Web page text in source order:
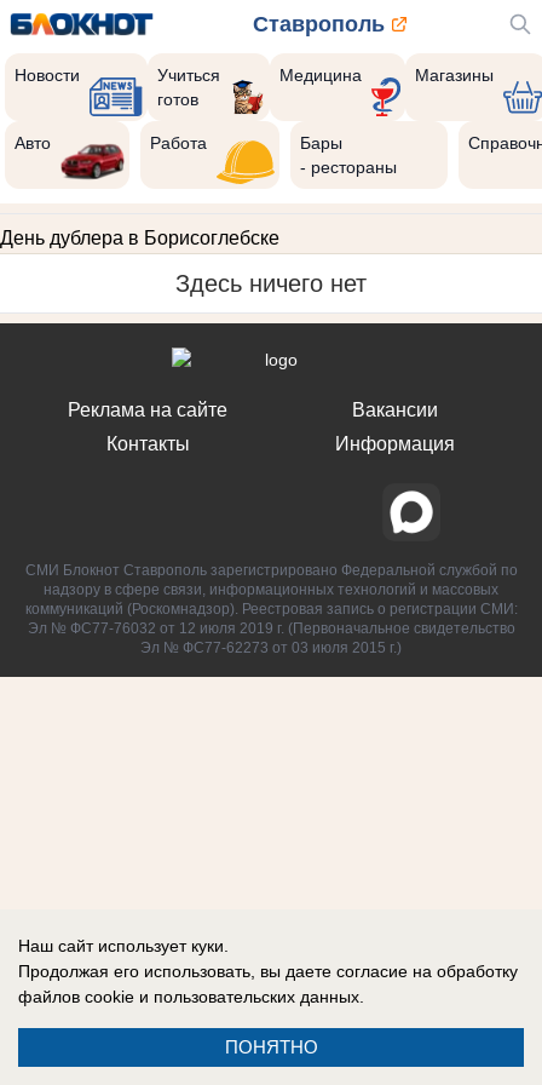
Ставрополь
Новости
Учиться
готов
Медицина Магазины
Авто Работа
Бары
- рестораны
День дублера в Борисоглебске
Здесь ничего нет
Реклама на сайте
Контакты
Вакансии
Информация
СМИ Блокнот Ставрополь зарегистрировано Федеральной службой по
надзору в сфере связи, информационных технологий и массовых
коммуникаций (Роскомнадзор). Реестровая запись о регистрации СМИ:
Эл № ФС77-76032 от 12 июля 2019 г. (Первоначальное свидетельство
Эл № ФС77-62273 от 03 июля 2015 г.)
Наш сайт использует куки.
Продолжая его использовать, вы даете согласие на обработку
файлов cookie и пользовательских данных.
ПОНЯТНО